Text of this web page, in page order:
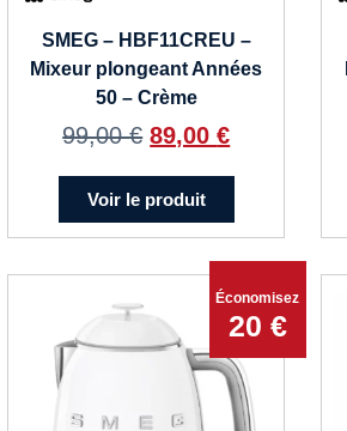
SMEG – HBF11CREU –
Mixeur plongeant Années
50 – Crème
99,00€ 89,00€
Voir le produit
Économisez
20 €